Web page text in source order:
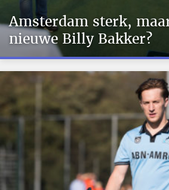
Amsterdam sterk,
nieuwe Billy Bakker?